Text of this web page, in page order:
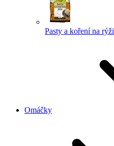
Pasty a koření na rýži
Omáčky